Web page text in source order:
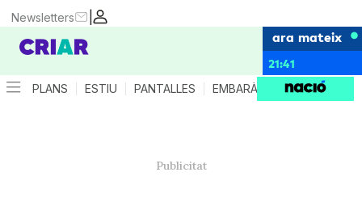
|
Newsletters
ara mateix
21:41
PLANS ESTIU PANTALLES EMBARÀS CRIANÇA